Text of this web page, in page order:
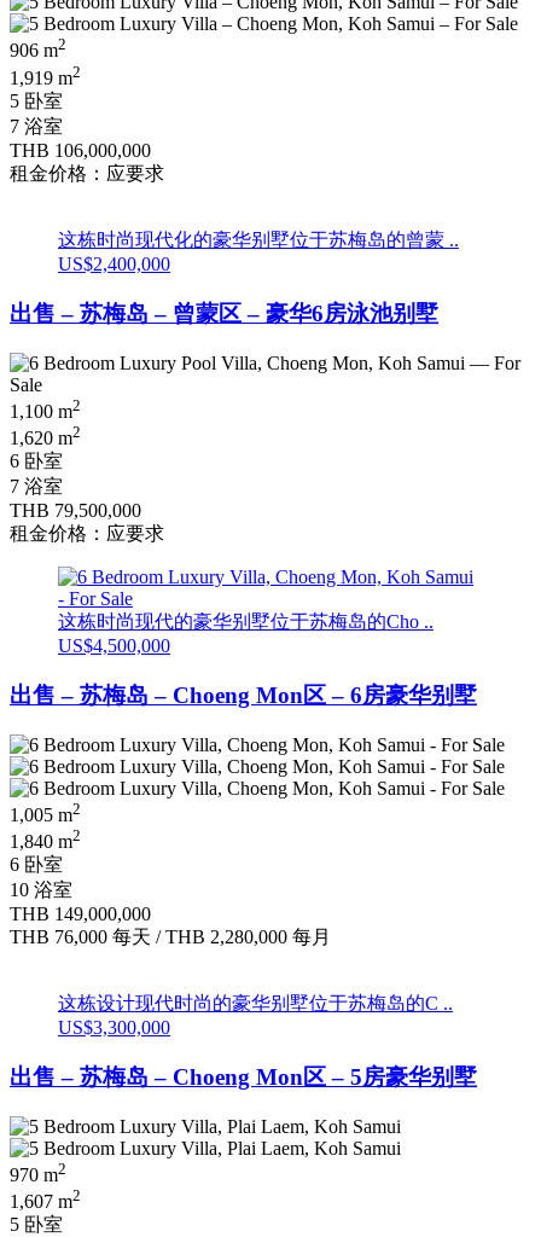
906 m2
1,919 m2
5 卧室
7 浴室
THB 106,000,000
租金价格：应要求
这栋时尚现代化的豪华别墅位于苏梅岛的曾蒙 ..
US$2,400,000
出售 – 苏梅岛 – 曾蒙区 – 豪华6房泳池别墅
1,100 m2
1,620 m2
6 卧室
7 浴室
THB 79,500,000
租金价格：应要求
这栋时尚现代的豪华别墅位于苏梅岛的Cho ..
US$4,500,000
出售 – 苏梅岛 – Choeng Mon区 – 6房豪华别墅
1,005 m2
1,840 m2
6 卧室
10 浴室
THB 149,000,000
THB 76,000 每天 /THB 2,280,000 每月
这栋设计现代时尚的豪华别墅位于苏梅岛的C ..
US$3,300,000
出售 – 苏梅岛 – Choeng Mon区 – 5房豪华别墅
970 m2
1,607 m2
5 卧室